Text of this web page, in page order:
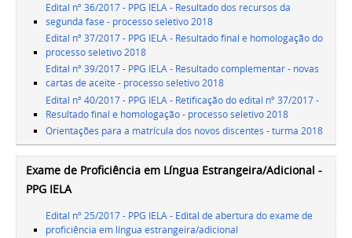
Edital nº 36/2017 - PPG IELA - Resultado dos recursos da
segunda fase - processo seletivo 2018
Edital nº 37/2017 - PPG IELA - Resultado final e homologação do
processo seletivo 2018
Edital nº 39/2017 - PPG IELA - Resultado complementar - novas
cartas de aceite - processo seletivo 2018
Edital nº 40/2017 - PPG IELA - Retificação do edital nº 37/2017 -
Resultado final e homologação - processo seletivo 2018
Orientações para a matrícula dos novos discentes - turma 2018
Exame de Proficiência em Língua Estrangeira/Adicional -
PPG IELA
Edital nº 25/2017 - PPG IELA - Edital de abertura do exame de
proficiência em língua estrangeira/adicional